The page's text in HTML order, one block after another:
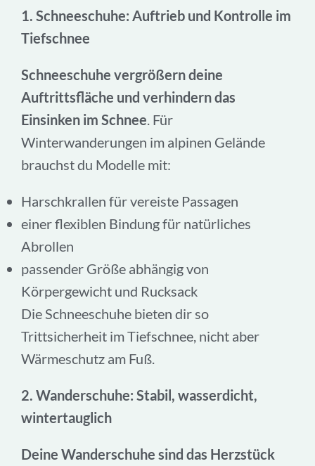
1. Schneeschuhe: Auftrieb und Kontrolle im
Tiefschnee
Schneeschuhe vergrößern deine
Auftrittsfläche und verhindern das
Einsinken im Schnee . Für
Winterwanderungen im alpinen Gelände
brauchst du Modelle mit:
Harschkrallen für vereiste Passagen
einer flexiblen Bindung für natürliches
Abrollen
passender Größe abhängig von
Körpergewicht und Rucksack
Die Schneeschuhe bieten dir so
Trittsicherheit im Tiefschnee, nicht aber
Wärmeschutz am Fuß.
2. Wanderschuhe: Stabil, wasserdicht,
wintertauglich
Deine Wanderschuhe sind das Herzstück